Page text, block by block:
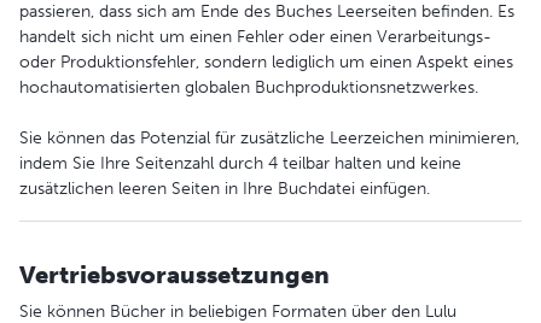
passieren, dass sich am Ende des Buches Leerseiten befinden. Es
handelt sich nicht um einen Fehler oder einen Verarbeitungs-
oder Produktionsfehler, sondern lediglich um einen Aspekt eines
hochautomatisierten globalen Buchproduktionsnetzwerkes.
Sie können das Potenzial für zusätzliche Leerzeichen minimieren,
indem Sie Ihre Seitenzahl durch 4 teilbar halten und keine
zusätzlichen leeren Seiten in Ihre Buchdatei einfügen.
Vertriebsvoraussetzungen
Sie können Bücher in beliebigen Formaten über den Lulu